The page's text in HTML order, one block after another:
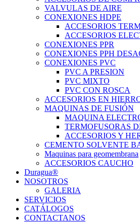
VALVULAS DE AIRE
CONEXIONES HDPE
ACCESORIOS
ACCESORIOS
CONEXIONES PPR
CONEXIONES PPH
CONEXIONES PVC
PVC A PRESION
PVC MIXTO
PVC CON ROSCA
ACCESORIOS EN
MAQUINAS DE FUSIÓN
MAQUINA
TERMOFUSORAS
ACCESORIOS Y
CEMENTO SOLVENTE
Maquinas para geomembrana
ACCESORIOS CAUCHO
Duragua®
NOSOTROS
GALERIA
SERVICIOS
CATÁLOGOS
CONTACTANOS